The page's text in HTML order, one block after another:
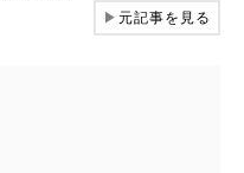
▶元記事を見る